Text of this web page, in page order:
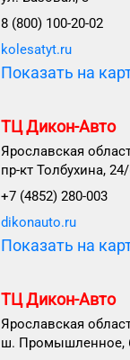
8 (800) 100-20-02
kolesatyt.ru
Показать на
ТЦ Дикон-Авто
Ярославская
пр-кт Толбухина,
+7 (4852) 280-003
dikonauto.ru
Показать на
ТЦ Дикон-Авто
Ярославская
ш. Промышленное,